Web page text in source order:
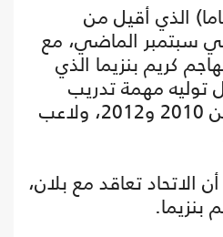
بلان (58 عاما) الذي أقيل من
سبتمبر الماضي، مع
كريم بنزيما الذي
توليه مهمة تدريب
المنتخب الفرنسي بين 2010 و2012، ولاعب
الاتحاد تعاقد مع بلان،
بنزيما.